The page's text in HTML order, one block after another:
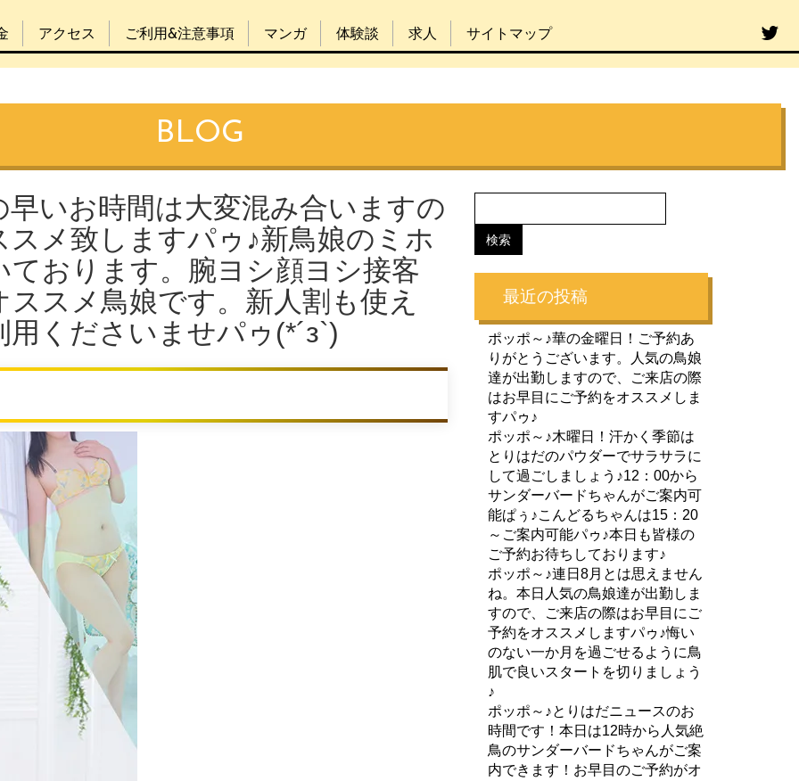
アクセス ご利用&注意事項 マンガ 体験談 求人 サイトマップ
BLOG
いお時間は大変混み合いますの
メ致しますパゥ♪新鳥娘のミホ
おります。腕ヨシ顔ヨシ接客
スメ鳥娘です。新人割も使え
くださいませパゥ(*´з`)
最近の投稿
ポッポ～♪華の金曜日！ご予約あ
りがとうございます。人気の鳥娘
達が出勤しますので、ご来店の際
はお早目にご予約をオススメしま
すパゥ♪
ポッポ～♪木曜日！汗かく季節は
とりはだのパウダーでサラサラに
して過ごしましょう♪12：00から
サンダーバードちゃんがご案内可
能ぱぅ♪こんどるちゃんは15：20
～ご案内可能パゥ♪本日も皆様の
ご予約お待ちしております♪
ポッポ～♪連日8月とは思えません
ね。本日人気の鳥娘達が出勤しま
すので、ご来店の際はお早目にご
予約をオススメしますパゥ♪悔い
のない一か月を過ごせるように鳥
肌で良いスタートを切りましょう
♪
ポッポ～♪とりはだニュースのお
時間です！本日は12時から人気絶
鳥のサンダーバードちゃんがご案
内できます！お早目のご予約がオ